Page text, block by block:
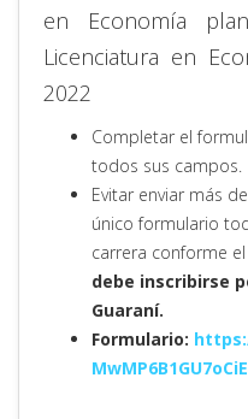
en Economía
Licenciatura en
2022
Completar el
todos sus campos.
Evitar enviar más
único formulario
carrera conforme
debe inscribirse
Guaraní.
Formulario: